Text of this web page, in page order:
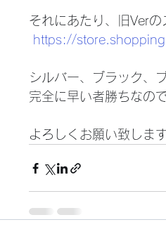
それにあたり、旧Verの
https://
シルバー、ブラック、
完全に早い者勝ちなの
よろしくお願い致します